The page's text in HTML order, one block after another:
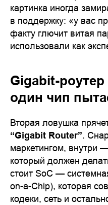
картинка иногда
в поддержку: «у вас
факту глючит витая
использовали как
Gigabit-роутер
один чип
Вторая ловушка
“Gigabit Router”.
маркетингом, внутри
который должен
стоит SoC —
on-a-Chip), которая
кодеки, сеть и